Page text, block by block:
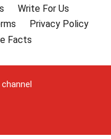
Write For Us
Privacy Policy
Facts